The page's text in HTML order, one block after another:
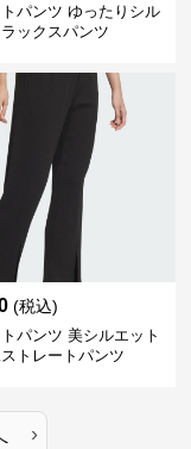
パンツ ゆったりシル
ックスパンツ
(税込)
パンツ 美シルエット
トレートパンツ
›